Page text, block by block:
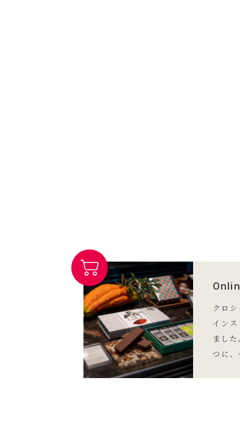
クロ
イン
まし
つに、